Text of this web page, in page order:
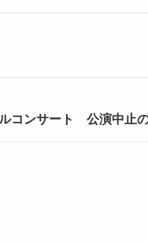
コンサート 公演中止